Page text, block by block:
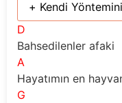
+ Kendi
D
Bahsedilenler afaki
A
Hayatımın en
G